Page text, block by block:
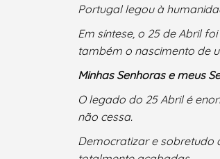
Termo de
Categorias
Portugal legou à
Em síntese, o 25 de Abril
também o nascimento de
Minhas Senhoras e meus
O legado do 25 Abril é
não cessa.
Democratizar e sobretudo